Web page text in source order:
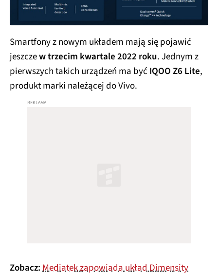
Smartfony z nowym układem mają się pojawić
jeszczew trzecim kwartale 2022 roku. Jednym z
pierwszych takich urządzeń ma być IQOO Z6 Lite,
produkt marki należącej do Vivo.
Zobacz:Mediatek zapowiada układ Dimensity